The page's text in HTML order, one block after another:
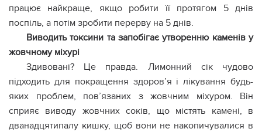
працює найкраще, якщо робити її протягом 5 днів
поспіль, а потім зробити перерву на 5 днів.
Виводить токсини та запобігає утворенню каменів у
жовчному міхурі
Здивовані? Це правда. Лимонний сік чудово
підходить для покращення здоров’я і лікування будь-
яких проблем, пов’язаних з жовчним міхуром. Він
сприяє виводу жовчних соків, що містять камені, в
дванадцятипалу кишку, щоб вони не накопичувалися в